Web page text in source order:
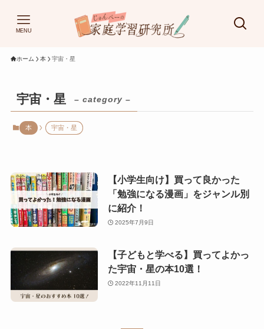
MENU
ホーム 本 宇宙・星
宇宙・星 – category –
本 宇宙・星
【小学生向け】買って良かった
「勉強になる漫画」をジャンル別
に紹介！
2025年7月9日
【子どもと学べる】買ってよかっ
た宇宙・星の本10選！
2022年11月11日